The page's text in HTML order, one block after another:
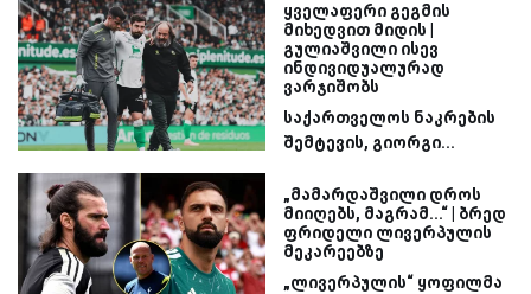
ყველაფერი გეგმის
მიხედვით მიდის |
გულიაშვილი ისევ
ინდივიდუალურად
ვარჯიშობს
საქართველოს ნაკრების
შემტევის, გიორგი...
„მამარდაშვილი დროს
მიიღებს, მაგრამ...“ | ბრედ
ფრიდელი ლივერპულის
მეკარეებზე
„ლივერპულის“ ყოფილმა